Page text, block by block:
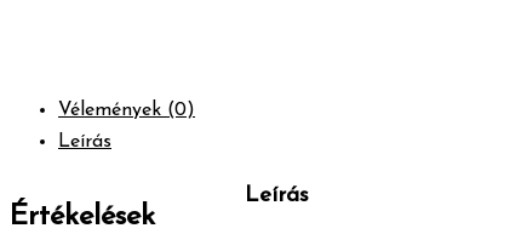
Vélemények (0)
Leírás
Értékelések
Leírás